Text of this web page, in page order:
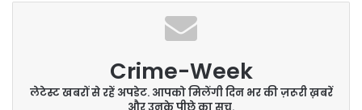
Crime-Week
लेटेस्ट खबरों से रहें अपडेट. आपको मिलेंगी दिन भर की ज़रूरी ख़बरें
और उनके पीछे का सच.